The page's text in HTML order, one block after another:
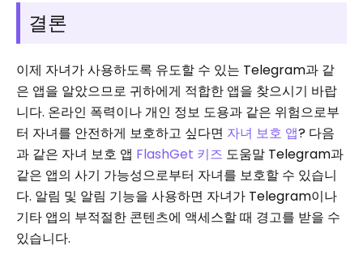
결론
이제 자녀가 사용하도록 유도할 수 있는 Telegram과 같
은 앱을 알았으므로 귀하에게 적합한 앱을 찾으시기 바랍
니다. 온라인 폭력이나 개인 정보 도용과 같은 위험으로부
터 자녀를 안전하게 보호하고 싶다면 자녀 보호 앱? 다음
과 같은 자녀 보호 앱 FlashGet 키즈 도움말 Telegram과
같은 앱의 사기 가능성으로부터 자녀를 보호할 수 있습니
다. 알림 및 알림 기능을 사용하면 자녀가 Telegram이나
기타 앱의 부적절한 콘텐츠에 액세스할 때 경고를 받을 수
있습니다.